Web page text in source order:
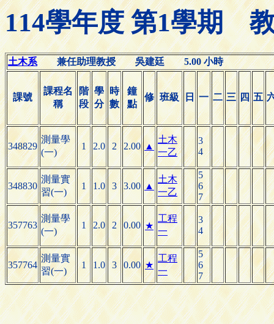
114學年度 第1學期
土木系兼任助理教授 吳建廷 5.00 小時
課號
課程名
稱
階
段
學
分
時
數
鐘
點
修 班級 日 一 二 三 四 五
348829
測量學
(一)
1 2.0 2 2.00 ▲
土木
一乙
3
4
348830
測量實
習(一)
1 1.0 3 3.00 ▲
土木
一乙
5
6
7
357763
測量學
(一)
1 2.0 2 0.00 ★
工程
一
3
4
357764
測量實
習(一)
1 1.0 3 0.00 ★
工程
一
5
6
7